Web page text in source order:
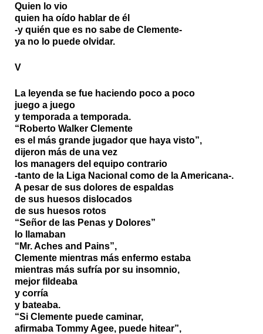
Quien lo vio
quien ha oído hablar de él
-y quién que es no sabe de Clemente-
ya no lo puede olvidar.
V
La leyenda se fue haciendo poco a poco
juego a juego
y temporada a temporada.
“Roberto Walker Clemente
es el más grande jugador que haya visto”,
dijeron más de una vez
los managers del equipo contrario
-tanto de la Liga Nacional como de la Americana-.
A pesar de sus dolores de espaldas
de sus huesos dislocados
de sus huesos rotos
“Señor de las Penas y Dolores”
lo llamaban
“Mr. Aches and Pains”,
Clemente mientras más enfermo estaba
mientras más sufría por su insomnio,
mejor fildeaba
y corría
y bateaba.
“Si Clemente puede caminar,
afirmaba Tommy Agee, puede hitear”,